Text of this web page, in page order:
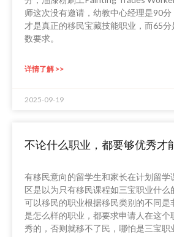
师这次没有邀请，幼教中心经理是90
才是真正的移民宝藏技能职业，而65
数要求。
详情了解 >>
2025-09-19
不论什么职业，都要够优秀才
有移民意向的留学生和家长在计划留学
区是以为只有移民课程如三宝职业什么
可以移民的职业根据移民类别的不同是
是怎么样的职业，都要求申请人在这个
秀的，否则就移不了民，哪怕是三宝职